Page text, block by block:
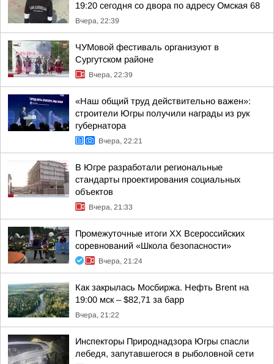
19:20 сегодня со двора по адресу Омская 68
Вчера, 22:39
ЧУМовой фестиваль организуют в
Сургутском районе
Вчера, 22:39
«Наш общий труд действительно важен»:
строители Югры получили награды из рук
губернатора
Вчера, 22:21
В Югре разработали региональные
стандарты проектирования социальных
объектов
Вчера, 21:33
Промежуточные итоги XX Всероссийских
соревнований «Школа безопасности»
Вчера, 21:24
Как закрылась Мосбиржа. Нефть Brent на
19:00 мск – $82,71 за барр
Вчера, 21:22
Инспекторы Природнадзора Югры спасли
лебедя, запутавшегося в рыболовной сети